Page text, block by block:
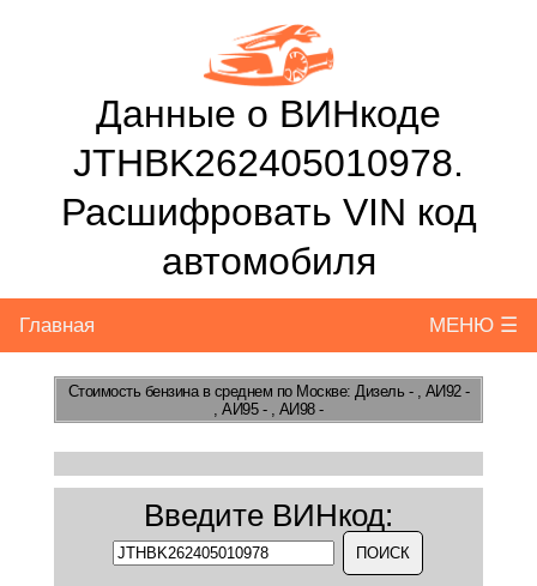
Данные о ВИНкоде
JTHBK262405010978.
Расшифровать VIN код
автомобиля
Главная МЕНЮ ☰
Стоимость бензинав среднем по Москве: Дизель - , АИ92 -
, АИ95 - , АИ98 -
Введите ВИНкод: